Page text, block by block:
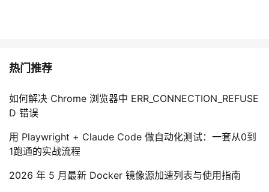
热门推荐
如何解决 Chrome 浏览器中 ERR_CONNECTION_REFUSE
D 错误
用 Playwright + Claude Code 做自动化测试：一套从0到
1跑通的实战流程
2026 年 5 月最新 Docker 镜像源加速列表与使用指南